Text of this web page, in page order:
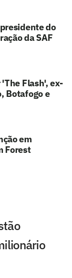
do
da SAF
Flash', ex-
Botafogo e
em
Forest